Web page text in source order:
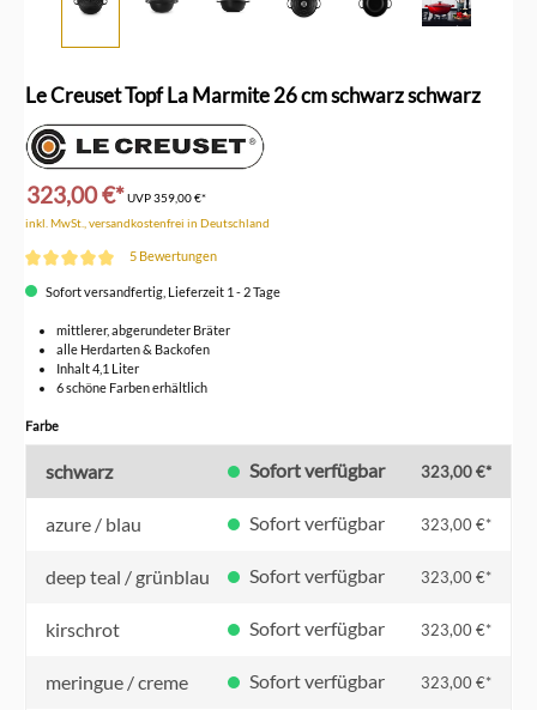
Le Creuset Topf La Marmite 26 cm schwarz schwarz
323,00 €*UVP359,00 €*
inkl. MwSt., versandkostenfrei in Deutschland
5 Bewertungen
Sofort versandfertig, Lieferzeit 1 - 2 Tage
mittlerer, abgerundeter Bräter
alle Herdarten & Backofen
Inhalt 4,1 Liter
6 schöne Farben erhältlich
Farbeauswählen
schwarz Sofort verfügbar 323,00 €*
azure / blau Sofort verfügbar 323,00 €*
deep teal / grünblau Sofort verfügbar 323,00 €*
kirschrot Sofort verfügbar 323,00 €*
meringue / creme Sofort verfügbar 323,00 €*